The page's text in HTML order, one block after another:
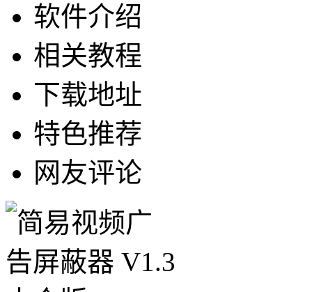
软件介绍
相关教程
下载地址
特色推荐
网友评论